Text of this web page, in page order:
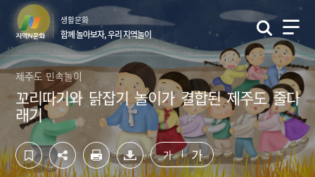
영
역
바
기
역
바
로
생활문화
함께 놀아보자, 우리 지역놀이
제주도 민속놀이
꼬리따기와 닭잡기 놀이가 결합된 제주도 줄다
래기
가 가